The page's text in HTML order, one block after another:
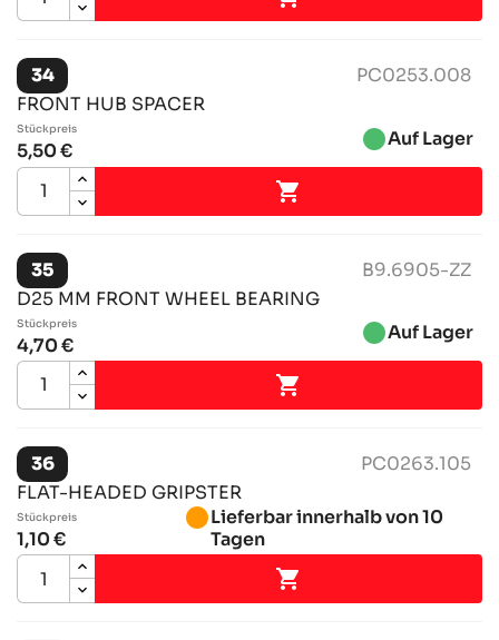
34
PC0253.008
FRONT HUB SPACER
Stückpreis
5,50 € brightness_1Auf Lager

35
B9.6905-ZZ
D25 MM FRONT WHEEL BEARING
Stückpreis
4,70 € brightness_1Auf Lager

36
PC0263.105
FLAT-HEADED GRIPSTER
Stückpreis
1,10 €
brightness_1Lieferbar innerhalb von 10
Tagen
